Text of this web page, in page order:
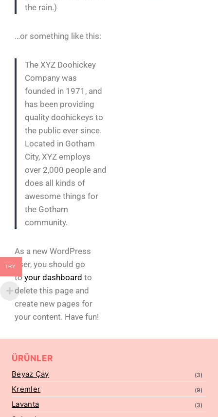
the rain.)
…or something like this:
The XYZ Doohickey
Company was
founded in 1971, and
has been providing
quality doohickeys to
the public ever since.
Located in Gotham
City, XYZ employs
over 2,000 people and
does all kinds of
awesome things for
the Gotham
community.
As a new WordPress
user, you should go
to your dashboard to
delete this page and
create new pages for
your content. Have fun!
ÜRÜNLER
Beyaz Çay (3)
Kremler (9)
Lavanta (3)
TRY